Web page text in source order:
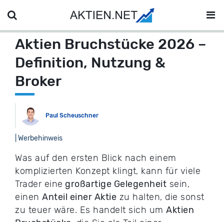
Aktien Bruchstücke 2026 –
Definition, Nutzung &
Broker
Paul Scheuschner
| Werbehinweis
Was auf den ersten Blick nach einem
komplizierten Konzept klingt, kann für viele
Trader eine großartige Gelegenheit sein,
einen Anteil einer Aktie zu halten, die sonst
zu teuer wäre. Es handelt sich um Aktien